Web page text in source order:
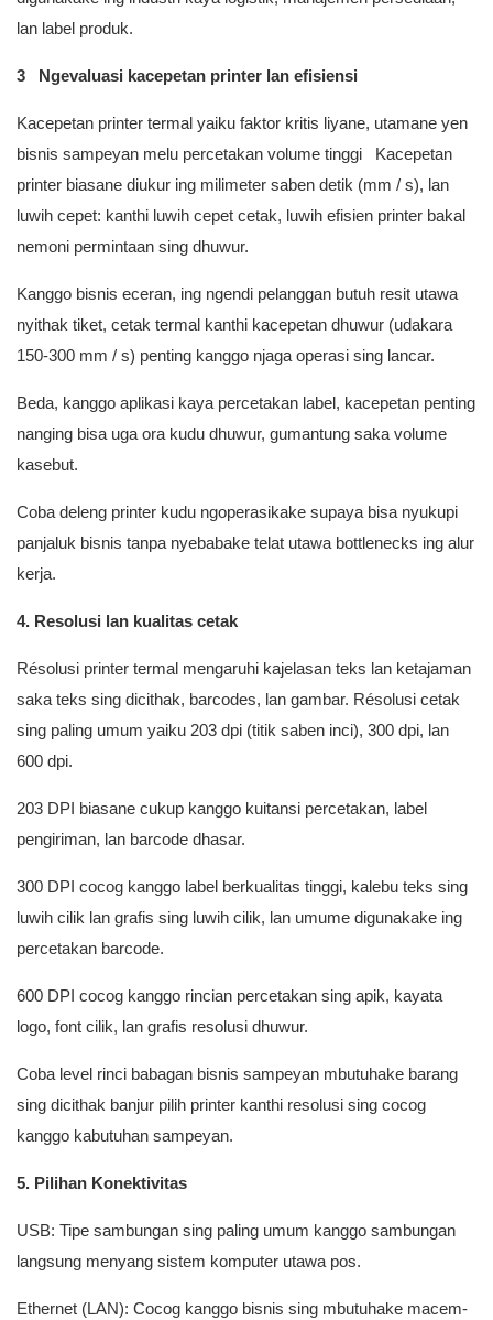
lan label produk.
3 Ngevaluasi kacepetan printer lan efisiensi
Kacepetan printer termal yaiku faktor kritis liyane, utamane yen
bisnis sampeyan melu percetakan volume tinggi Kacepetan
printer biasane diukur ing milimeter saben detik (mm / s), lan
luwih cepet: kanthi luwih cepet cetak, luwih efisien printer bakal
nemoni permintaan sing dhuwur.
Kanggo bisnis eceran, ing ngendi pelanggan butuh resit utawa
nyithak tiket, cetak termal kanthi kacepetan dhuwur (udakara
150-300 mm / s) penting kanggo njaga operasi sing lancar.
Beda, kanggo aplikasi kaya percetakan label, kacepetan penting
nanging bisa uga ora kudu dhuwur, gumantung saka volume
kasebut.
Coba deleng printer kudu ngoperasikake supaya bisa nyukupi
panjaluk bisnis tanpa nyebabake telat utawa bottlenecks ing alur
kerja.
4. Resolusi lan kualitas cetak
Résolusi printer termal mengaruhi kajelasan teks lan ketajaman
saka teks sing dicithak, barcodes, lan gambar. Résolusi cetak
sing paling umum yaiku 203 dpi (titik saben inci), 300 dpi, lan
600 dpi.
203 DPI biasane cukup kanggo kuitansi percetakan, label
pengiriman, lan barcode dhasar.
300 DPI cocog kanggo label berkualitas tinggi, kalebu teks sing
luwih cilik lan grafis sing luwih cilik, lan umume digunakake ing
percetakan barcode.
600 DPI cocog kanggo rincian percetakan sing apik, kayata
logo, font cilik, lan grafis resolusi dhuwur.
Coba level rinci babagan bisnis sampeyan mbutuhake barang
sing dicithak banjur pilih printer kanthi resolusi sing cocog
kanggo kabutuhan sampeyan.
5. Pilihan Konektivitas
USB: Tipe sambungan sing paling umum kanggo sambungan
langsung menyang sistem komputer utawa pos.
Ethernet (LAN): Cocog kanggo bisnis sing mbutuhake macem-